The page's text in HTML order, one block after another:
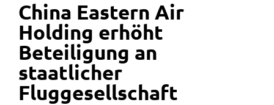
China Eastern Air
Holding erhöht
Beteiligung an
staatlicher
Fluggesellschaft